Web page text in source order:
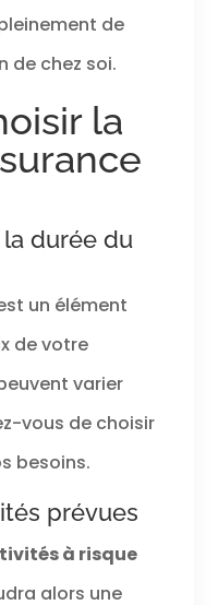
de
de chez soi.
la
durée du
un élément
de votre
varier
vous de choisir
besoins.
prévues
à risque
alors une